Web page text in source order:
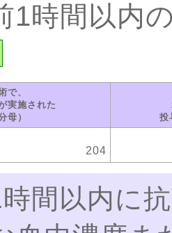
1時間以内
で、
実施された
母）
投
204
間以内に